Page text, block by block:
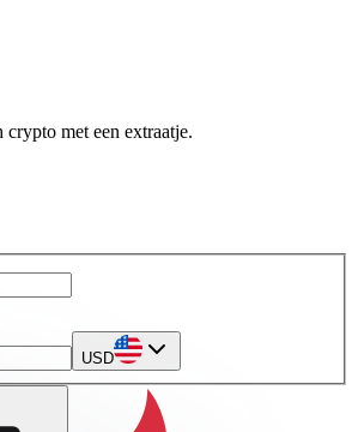
crypto met een extraatje.
USD